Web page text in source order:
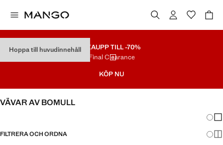
Hoppa till huvudinnehåll REAUPP TILL -70%
Final Clearance
KÖP NU
VÄVAR AV BOMULL
FILTRERA OCH ORDNA